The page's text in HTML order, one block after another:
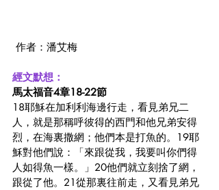
作者：潘艾梅
經文默想：
馬太福音4章18-22節
18耶穌在加利利海邊行走，看見弟兄二
人，就是那稱呼彼得的西門和他兄弟安得
烈，在海裏撒網；他們本是打魚的。19耶
穌對他們說：「來跟從我，我要叫你們得
人如得魚一樣。」20他們就立刻捨了網，
跟從了他。21從那裏往前走，又看見弟兄